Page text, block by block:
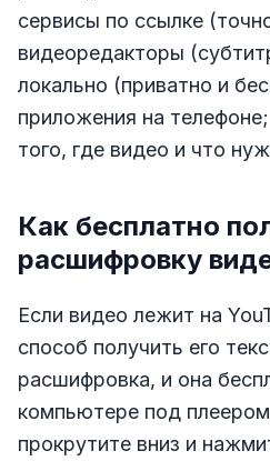
сервисы по ссылке
видеоредакторы
локально (приватно и
приложения на
того, где видео и что
Как бесплатно
расшифровку
Если видео лежит на
способ получить его
расшифровка, и она
компьютере под
прокрутите вниз и